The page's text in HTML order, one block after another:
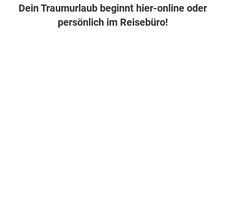
Dein Traumurlaub beginnt hier-online oder
persönlich im Reisebüro!